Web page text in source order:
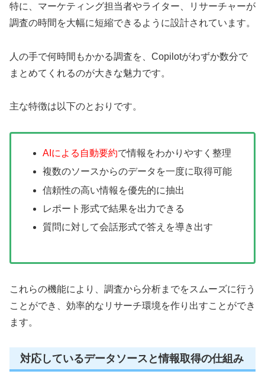
特に、マーケティング担当者やライター、リサーチャーが
調査の時間を大幅に短縮できるように設計されています。
人の手で何時間もかかる調査を、Copilotがわずか数分で
まとめてくれるのが大きな魅力です。
主な特徴は以下のとおりです。
AIによる自動要約で情報をわかりやすく整理
複数のソースからのデータを一度に取得可能
信頼性の高い情報を優先的に抽出
レポート形式で結果を出力できる
質問に対して会話形式で答えを導き出す
これらの機能により、調査から分析までをスムーズに行う
ことができ、効率的なリサーチ環境を作り出すことができ
ます。
対応しているデータソースと情報取得の仕組み